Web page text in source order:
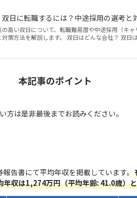
双日に転職するには？中途採用の選考と
高い双日について、転職難易度や中途採用（キ
策方法を解説します。 双日はどんな会社？ 双日
本記事のポイント
方は是非最後までお読みください。
告書にて平均年収を掲載しています。
年収は1,274万円（平均年齢: 41.0歳）